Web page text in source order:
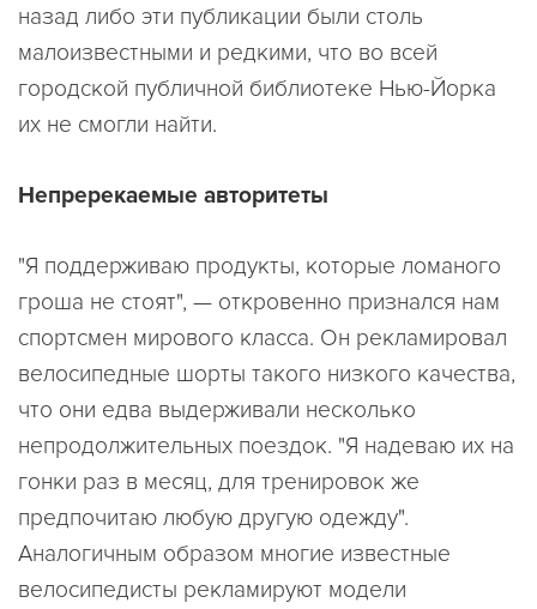
назад либо эти публикации были столь
малоизвестными и редкими, что во всей
городской публичной библиотеке Нью-Йорка
их не смогли найти.
Непререкаемые авторитеты
"Я поддерживаю продукты, которые ломаного
гроша не стоят", — откровенно признался нам
спортсмен мирового класса. Он рекламировал
велосипедные шорты такого низкого качества,
что они едва выдерживали несколько
непродолжительных поездок. "Я надеваю их на
гонки раз в месяц, для тренировок же
предпочитаю любую другую одежду".
Аналогичным образом многие известные
велосипедисты рекламируют модели